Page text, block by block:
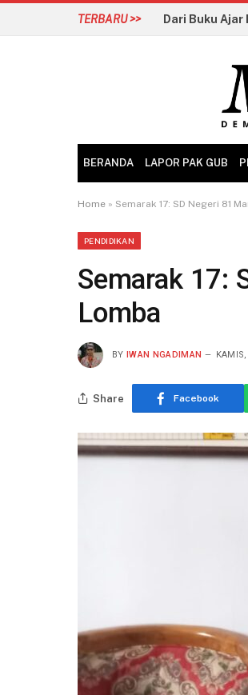
TERBARU >>
BERANDA LAPOR PAK GUB
Home » Semarak 17: SD Negeri 81
PENDIDIKAN
Semarak 17:
Lomba
BY IWAN NGADIMAN
Share Facebook